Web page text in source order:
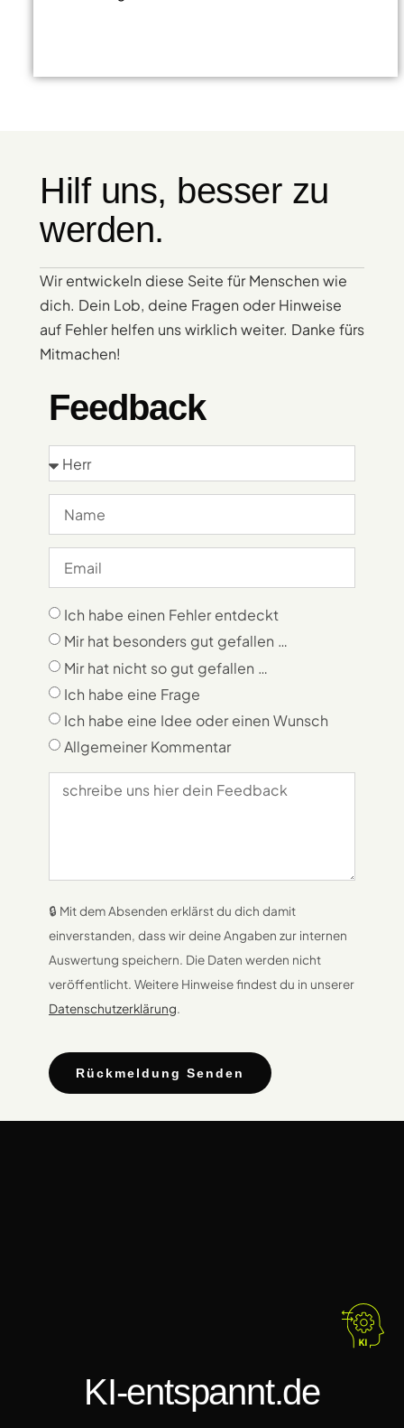
Hilf uns, besser zu
werden.
Wir entwickeln diese Seite für Menschen wie
dich. Dein Lob, deine Fragen oder Hinweise
auf Fehler helfen uns wirklich weiter. Danke fürs
Mitmachen!
Feedback
Ich habe einen Fehler entdeckt
Mir hat besonders gut gefallen …
Mir hat nicht so gut gefallen …
Ich habe eine Frage
Ich habe eine Idee oder einen Wunsch
Allgemeiner Kommentar
🔒 Mit dem Absenden erklärst du dich damit
einverstanden, dass wir deine Angaben zur internen
Auswertung speichern. Die Daten werden nicht
veröffentlicht. Weitere Hinweise findest du in unserer
Datenschutzerklärung.
Rückmeldung Senden
KI-entspannt.de